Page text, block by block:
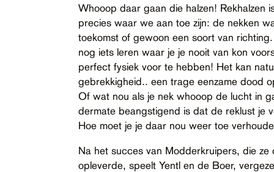
Whooop daar gaan die halzen! Rekhalzen
precies waar we aan toe zijn: de nekken
toekomst of gewoon een soort van
nog iets leren waar je je nooit van kon
perfect fysiek voor te hebben! Het kan
gebrekkigheid.. een trage eenzame dood
Of wat nou als je nek whooop de lucht in
dermate beangstigend is dat de reklust je
Hoe moet je je daar nou weer toe
Na het succes van Modderkruipers, die ze
opleverde, speelt Yentl en de Boer,